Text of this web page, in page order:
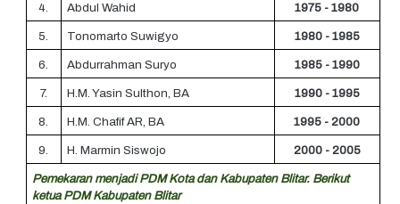
4. Abdul Wahid 1975 - 1980
5. Tonomarto Suwigyo 1980 - 1985
6. Abdurrahman Suryo 1985 - 1990
7. H.M. Yasin Sulthon, BA 1990 - 1995
8. H.M. Chafif AR, BA 1995 - 2000
9. H. Marmin Siswojo 2000 - 2005
Pemekaran menjadi PDM Kota dan Kabupaten Blitar. Berikut
ketua PDM Kabupaten Blitar